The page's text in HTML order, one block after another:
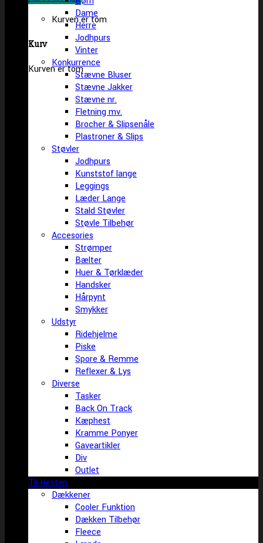
Kurven er tom
Kurv
Kurven er tom
Dame
Herre
Jodhpurs
Vinter
Konkurrence
Stævne Bluser
Stævne Jakker
Stævne nr.
Fletning mv.
Brocher & Slipsenåle
Plastroner & Slips
Støvler
Jodhpurs
Kunststof lange
Leggings
Læder Lange
Stald Støvler
Støvle Tilbehør
Accesories
Strømper
Bælter
Huer & Tørklæder
Handsker
Hårpynt
Smykker
Udstyr
Ridehjelme
Piske
Spore & Remme
Reflexer & Lys
Diverse
Tasker
Back On Track
Kæphest
Kramme Ponyer
Gaveartikler
Div
Outlet
Til Hesten
Dækkener
Cooler Funktion
Dækken Tilbehør
Fleece